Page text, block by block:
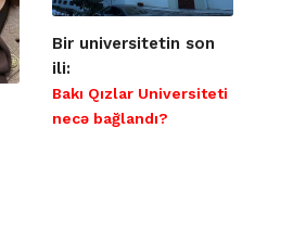
Bir universitetin son
ili:
Bakı Qızlar Universiteti
necə bağlandı?